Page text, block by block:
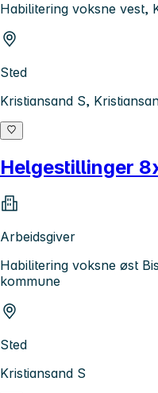
Habilitering voksne vest,
Sted
Kristiansand S,
Helgestillinger
Arbeidsgiver
Habilitering voksne øst
kommune
Sted
Kristiansand S